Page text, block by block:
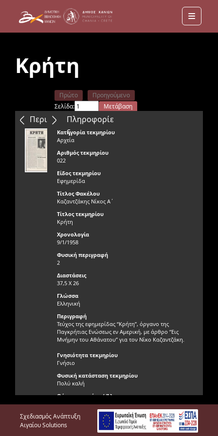
Menu
Κρήτη
Περιεχόμενα
Πρώτο
Προηγούμενο
Σελίδα:
Μετάβαση
Επόμενο
Τελευταίο
Πληροφορίε
ς
Κατηγορία τεκμηρίου
Αρχεία
Αριθμός τεκμηρίου
022
Είδος τεκμηρίου
Εφημερίδα
Τίτλος Φακέλου
Καζαντζάκης Νίκος Α΄
Τίτλος τεκμηρίου
Κρήτη
Χρονολογία
9/1/1958
Φυσική περιγραφή
2
Διαστάσεις
37,5 X 26
Γλώσσα
Ελληνική
Περιγραφή
Τεύχος της εφημερίδας “Κρήτη”, όργανο της
Παγκρήτιας Ενώσεως εν Αμερική, με άρθρο “Εις
Μνήμην του Αθάνατου” για τον Νίκο Καζαντζάκη.
Γνησιότητα τεκμηρίου
Γνήσιο
Φυσική κατάσταση τεκμηρίου
Πολύ καλή
Θέση τεκμηρίου / Άλμπουμ
Αίθουσα Γεωργουδάκη
Έτος
1958
Σχεδιασμός Ανάπτυξη
Αιγαίου Solutions